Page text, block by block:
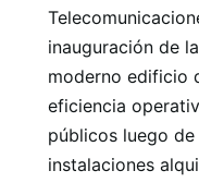
inauguración de
moderno edificio
eficiencia
públicos luego
instalaciones